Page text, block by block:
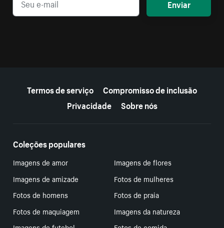
Enviar
Termos de serviço
Compromisso de inclusão
Privacidade
Sobre nós
Coleções populares
Imagens de amor
Imagens de flores
Imagens de amizade
Fotos de mulheres
Fotos de homens
Fotos de praia
Fotos de maquiagem
Imagens da natureza